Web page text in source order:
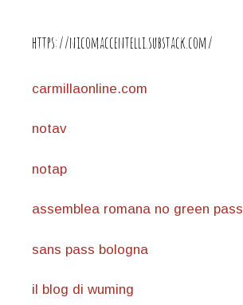
https://nicomaccentelli.substack.com/
carmillaonline.com
notav
notap
assemblea romana no green pass
sans pass bologna
il blog di wuming